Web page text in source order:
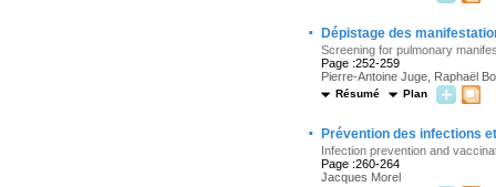
· Dépistage des
Screening for pulmonary
Page :252-259
Pierre-Antoine Juge, Raphaël
Résumé Plan
· Prévention des infections
Infection prevention and
Page :260-264
Jacques Morel